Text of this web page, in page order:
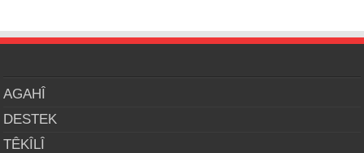
AGAHÎ
DESTEK
TÊKÎLÎ